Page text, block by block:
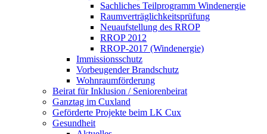
Sachliches Teilprogramm Windenergie
Raumverträglichkeitsprüfung
Neuaufstellung des RROP
RROP 2012
RROP-2017 (Windenergie)
Immissionsschutz
Vorbeugender Brandschutz
Wohnraumförderung
Beirat für Inklusion / Seniorenbeirat
Ganztag im Cuxland
Geförderte Projekte beim LK Cux
Gesundheit